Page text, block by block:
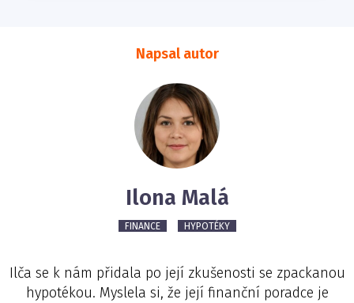
Napsal autor
Ilona Malá
FINANCE HYPOTÉKY
Ilča se k nám přidala po její zkušenosti se zpackanou
hypotékou. Myslela si, že její finanční poradce je